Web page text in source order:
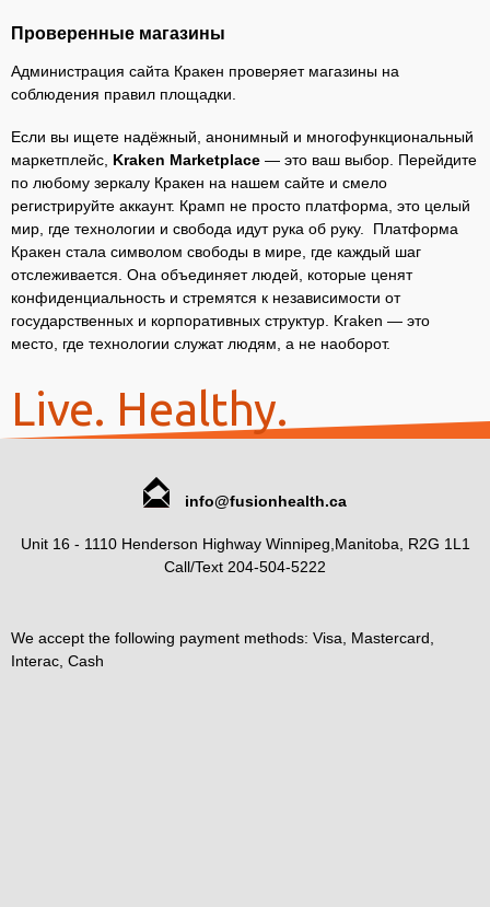
Проверенные магазины
Администрация сайта Кракен проверяет магазины на
соблюдения правил площадки.
Если вы ищете надёжный, анонимный и многофункциональный
маркетплейс, Kraken Marketplace — это ваш выбор. Перейдите
по любому зеркалу Кракен на нашем сайте и смело
регистрируйте аккаунт. Крамп не просто платформа, это целый
мир, где технологии и свобода идут рука об руку. Платформа
Кракен стала символом свободы в мире, где каждый шаг
отслеживается. Она объединяет людей, которые ценят
конфиденциальность и стремятся к независимости от
государственных и корпоративных структур. Kraken — это
место, где технологии служат людям, а не наоборот.
Live. Healthy.
info@fusionhealth.ca
Unit 16 - 1110 Henderson Highway Winnipeg,Manitoba, R2G 1L1
Call/Text 204-504-5222
We accept the following payment methods: Visa, Mastercard,
Interac, Cash